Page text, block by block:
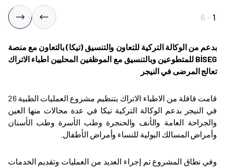
1
-
6
بدعم من الوكالة التركية للتعاون والتنسيق (تيكا) بالتعاون مع منصة
BİSEG للمتطوعين وبالتنسيق مع الموظفين المحليين اطباء الاتراك
تعالج المرضى في النيجر
قامت قافلة من الاطباء الاتراك بتنظيم مشروع العمليات الطبية 26
في النيجر بدعم الوكالة التركية تيكا في عدة مجالات منها العين
والجراحة العامة والأنف والحنجرة وطب الأسرة وطب الأسنان
وأمراض المسالك البولية للنساء وأمراض الأطفال.
وفي نطاق المشروع تم إجراء العديد من العمليات وتقديم الخدمات